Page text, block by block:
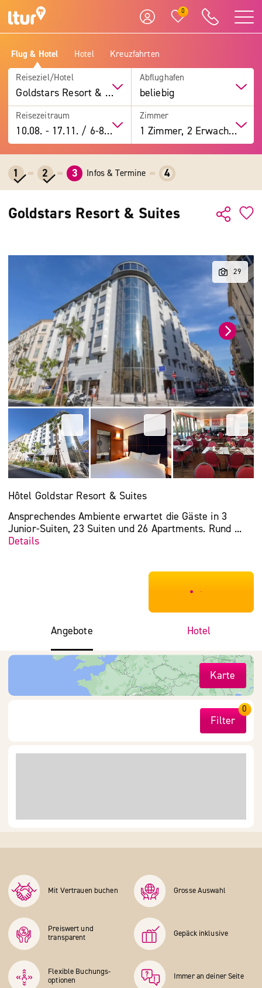
0
Flug & Hotel Hotel Kreuzfahrten
Reiseziel/Hotel
Goldstars Resort & Suites
Abflughafen
beliebig
Reisezeitraum
10.08. -17.11. / 6-8 Tage
Zimmer
1 Zimmer, 2 Erwachsene
1 2 3 Infos & Termine 4
Goldstars Resort & Suites
Hôtel Goldstar Resort & Suites
Ansprechendes Ambiente erwartet die Gäste in 3
Junior-Suiten, 23 Suiten und 26 Apartments. Rund ...
Details
***************
Angebote Hotel
Karte
Filter
0
Mit Vertrauen buchen Grosse Auswahl
Preiswert und
transparent
Gepäck inklusive
Flexible Buchungs­
optionen
Immer an deiner Seite